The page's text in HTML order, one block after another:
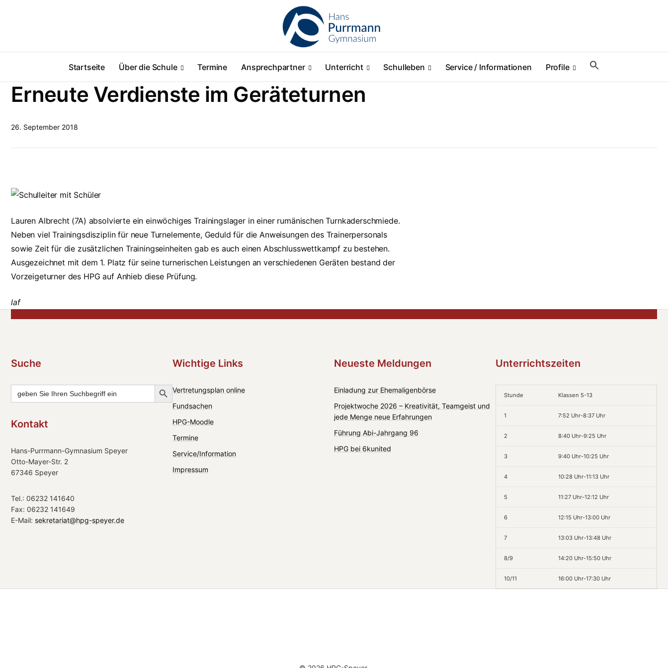
Startseite Über die Schule Termine Ansprechpartner Unterricht Schulleben Service / Informationen Profile
Erneute Verdienste im Geräteturnen
26. September 2018
Lauren Albrecht (7A) absolvierte ein einwöchiges Trainingslager in einer rumänischen Turnkaderschmiede.
Neben viel Trainingsdisziplin für neue Turnelemente, Geduld für die Anweisungen des Trainerpersonals
sowie Zeit für die zusätzlichen Trainingseinheiten gab es auch einen Abschlusswettkampf zu bestehen.
Ausgezeichnet mit dem 1. Platz für seine turnerischen Leistungen an verschiedenen Geräten bestand der
Vorzeigeturner des HPG auf Anhieb diese Prüfung.
laf
Suche
Search
for:
Search Button
Kontakt
Hans-Purrmann-Gymnasium Speyer
Otto-Mayer-Str. 2
67346 Speyer
Tel.: 06232 141640
Fax: 06232 141649
E-Mail: sekretariat@hpg-speyer.de
Wichtige Links
Vertretungsplan online
Fundsachen
HPG-Moodle
Termine
Service/Information
Impressum
Neueste Meldungen
Einladung zur Ehemaligenbörse
Projektwoche 2026 – Kreativität, Teamgeist und
jede Menge neue Erfahrungen
Führung Abi-Jahrgang 96
HPG bei 6kunited
Unterrichtszeiten
Stunde Klassen 5-13
1 7:52 Uhr-8:37 Uhr
2 8:40 Uhr-9:25 Uhr
3 9:40 Uhr-10:25 Uhr
4 10:28 Uhr-11:13 Uhr
5 11:27 Uhr-12:12 Uhr
6 12:15 Uhr-13:00 Uhr
7 13:03 Uhr-13:48 Uhr
8/9 14:20 Uhr-15:50 Uhr
10/11 16:00 Uhr-17:30 Uhr